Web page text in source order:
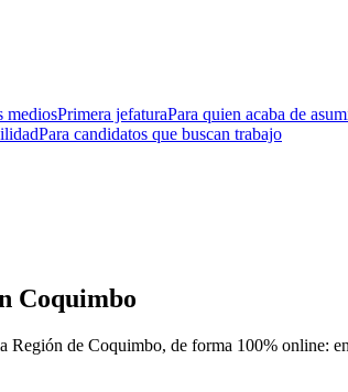
mediosPrimera jefaturaPara quien acaba de
Para candidatos que buscan trabajo
Coquimbo
Región de Coquimbo, de forma 100% online: